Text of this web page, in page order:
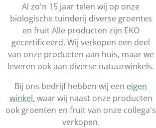
Al zo'n 15 jaar telen wij op onze
biologische tuinderij diverse groentes
en fruit Alle producten zijn EKO
gecertificeerd. Wij verkopen een deel
van onze producten aan huis, maar we
leveren ook aan diverse natuurwinkels.
Bij ons bedrijf hebben wij een eigen
winkel, waar wij naast onze producten
ook groenten en fruit van onze collega's
verkopen.